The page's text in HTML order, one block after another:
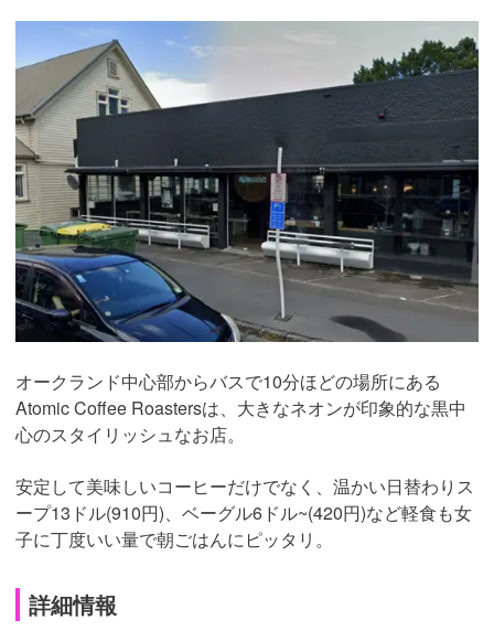
オークランド中心部からバスで10分ほどの場所にある
Atomic Coffee Roastersは、 大きなネオンが印象的な黒中
心のスタイリッシュなお店。
安定して美味しいコーヒーだけでなく、温かい日替わりス
ープ13ドル(910円)、ベーグル6ドル~(420円)など軽食も女
子に丁度いい量で朝ごはんにピッタリ。
詳細情報